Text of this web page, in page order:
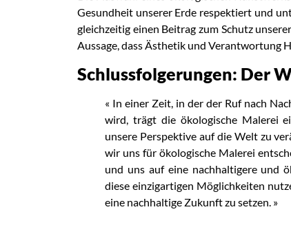
Gesundheit unserer Erde respektiert und
gleichzeitig einen Beitrag zum Schutz
Aussage, dass Ästhetik und Verantwortung
Schlussfolgerungen: Der
« In einer Zeit, in der der Ruf nach
wird, trägt die ökologische Malerei
unsere Perspektive auf die Welt zu
wir uns für ökologische Malerei
und uns auf eine nachhaltigere und
diese einzigartigen Möglichkeiten
eine nachhaltige Zukunft zu setzen. »